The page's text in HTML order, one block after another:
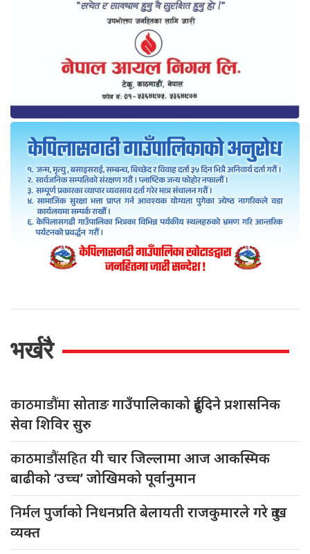
भर्खरै
काठमाडौंमासोताङ गाउँपालिकाको दुईदिने प्रशासनिक
सेवा शिविर सुरु
काठमाडौंसहितयी चार जिल्लामा आज आकस्मिक
बाढीको ‘उच्च’ जोखिमको पूर्वानुमान
निर्मलपुर्जाको निधनप्रति बेलायती राजकुमारले गरे दुःख
व्यक्त